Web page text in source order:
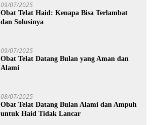
09/07/2025
Obat Telat Haid: Kenapa Bisa Terlambat
dan Solusinya
09/07/2025
Obat Telat Datang Bulan yang Aman dan
Alami
08/07/2025
Obat Telat Datang Bulan Alami dan Ampuh
untuk Haid Tidak Lancar